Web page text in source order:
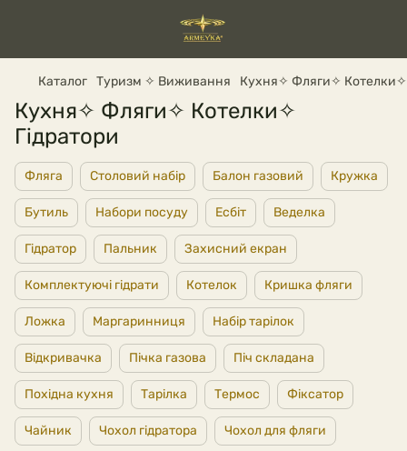
Каталог Туризм ✧ Виживання Кухня✧ Фляги✧ Котелки✧
Кухня✧ Фляги✧ Котелки✧
Гідратори
Фляга Столовий набір Балон газовий Кружка
Бутиль Набори посуду Есбіт Веделка
Гідратор Пальник Захисний екран
Комплектуючі гідрати Котелок Кришка фляги
Ложка Маргаринниця Набір тарілок
Відкривачка Пічка газова Піч складана
Похідна кухня Тарілка Термос Фіксатор
Чайник Чохол гідратора Чохол для фляги